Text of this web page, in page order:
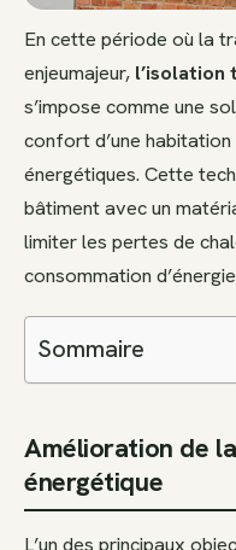
En cette période où la
enjeumajeur, l’isolation
s’impose comme une
confort d’une
énergétiques. Cette
bâtiment avec un
limiter les pertes de
consommation
Sommaire
Amélioration de
énergétique
L’un des principaux